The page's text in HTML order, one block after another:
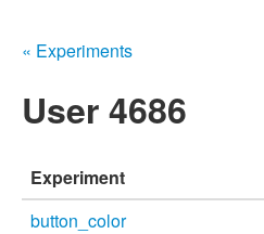
« Experiments
User 4686
Experiment
button_color